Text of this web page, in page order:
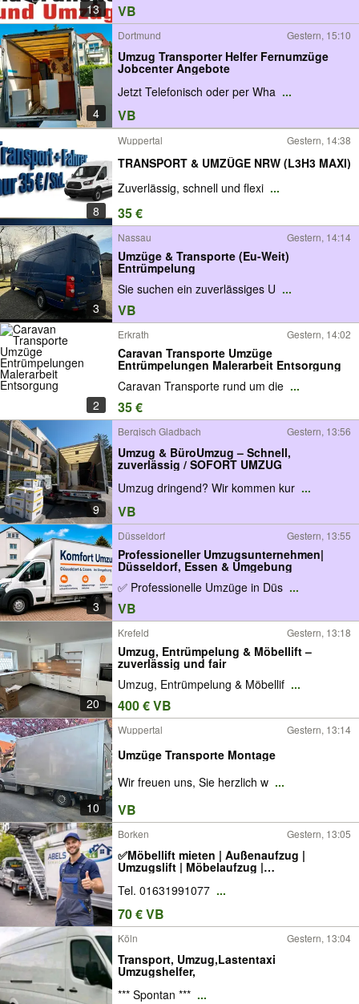
13 VB
4
Dortmund Gestern, 15:10
Umzug Transporter Helfer Fernumzüge
Jobcenter Angebote
Jetzt Telefonisch oder per Wha ...
VB
8
Wuppertal Gestern, 14:38
TRANSPORT & UMZÜGE NRW (L3H3 MAXI)
Zuverlässig, schnell und flexi ...
35 €
3
Nassau Gestern, 14:14
Umzüge & Transporte (Eu-Weit)
Entrümpelung
Sie suchen ein zuverlässiges U ...
VB
2
Erkrath Gestern, 14:02
Caravan Transporte Umzüge
Entrümpelungen Malerarbeit Entsorgung
Caravan Transporte rund um die ...
35 €
9
Bergisch Gladbach Gestern, 13:56
Umzug & BüroUmzug – Schnell,
zuverlässig / SOFORT UMZUG
Umzug dringend? Wir kommen kur ...
VB
3
Düsseldorf Gestern, 13:55
Professioneller Umzugsunternehmen|
Düsseldorf, Essen & Umgebung
✅ Professionelle Umzüge in Düs ...
VB
20
Krefeld Gestern, 13:18
Umzug, Entrümpelung & Möbellift –
zuverlässig und fair
Umzug, Entrümpelung & Möbellif ...
400 € VB
10
Wuppertal Gestern, 13:14
Umzüge Transporte Montage
Wir freuen uns, Sie herzlich w ...
VB
Borken Gestern, 13:05
✅Möbellift mieten | Außenaufzug |
Umzugslift | Möbelaufzug |
Schrägaufzug✅
Tel. 01631991077 ...
70 € VB
Köln Gestern, 13:04
Transport, Umzug,Lastentaxi
Umzugshelfer,
*** Spontan *** ...